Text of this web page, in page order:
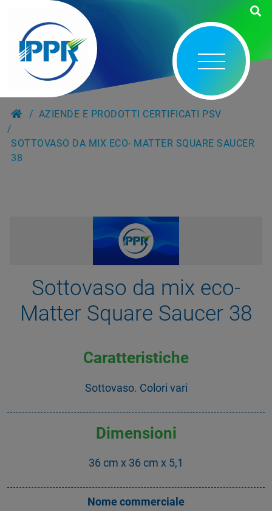
AZIENDE E PRODOTTI CERTIFICATI PSV
SOTTOVASO DA MIX ECO- MATTER SQUARE SAUCER
38
Sottovaso da mix eco-
Matter Square Saucer 38
Caratteristiche
Sottovaso. Colori vari
Dimensioni
36 cm x 36 cm x 5,1
Nome commerciale